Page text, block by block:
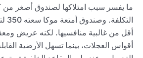
ما يفسر سبب امتلاكها لصندوق أصغر من
أقل من غالبية منافسيها. لكنه عريض
أقواس العجلات، بينما تسهل الأرضية